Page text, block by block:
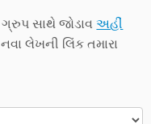
ગ્રુપ સાથે જોડાવઅહીં
લેખની લિંક તમારા